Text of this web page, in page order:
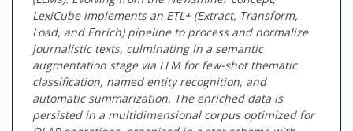
LexiCube implements an ETL+ (Extract, Transform,
Load, and Enrich) pipeline to process and normalize
journalistic texts, culminating in a semantic
augmentation stage via LLM for few-shot thematic
classification, named entity recognition, and
automatic summarization. The enriched data is
persisted in a multidimensional corpus optimized for